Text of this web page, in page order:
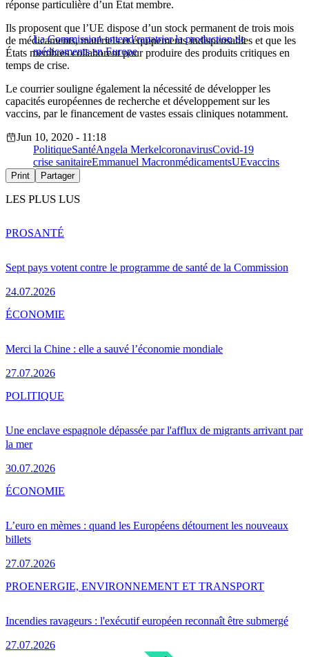
réponse particulière d’un État membre.
La Commission entend rapatrier la production de
médicaments en Europe
Ils proposent que l’UE dispose d’un stock permanent de trois mois
de médicaments, matériels et équipements indispensables et que les
États membres collaborent pour produire des produits critiques en
temps de crise.
Le courrier souligne également la nécessité de développer les
capacités européennes de recherche et développement sur les
vaccins, par le financement de vastes essais cliniques notamment.
Jun 10, 2020 - 11:18
PolitiqueSantéAngela MerkelcoronavirusCovid-19
crise sanitaireEmmanuel MacronmédicamentsUEvaccins
Print Partager
LES PLUS LUS
Sept pays votent contre le programme de santé de la Commission
24.07.2026
PROSANTÉ
Merci la Chine : elle a sauvé l’économie mondiale
27.07.2026
ÉCONOMIE
Une enclave espagnole dépassée par l'afflux de migrants arrivant par
la mer
30.07.2026
POLITIQUE
L’euro en mèmes : quand les Européens détournent les nouveaux
billets
27.07.2026
ÉCONOMIE
Incendies ravageurs : l'exécutif européen reconnaît être submergé
27.07.2026
PROENERGIE, ENVIRONNEMENT ET TRANSPORT